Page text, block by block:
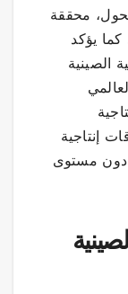
محققة
يؤكد
الصينية
إنتاجية
دون مستوى